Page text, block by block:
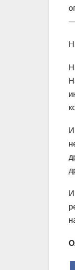
—